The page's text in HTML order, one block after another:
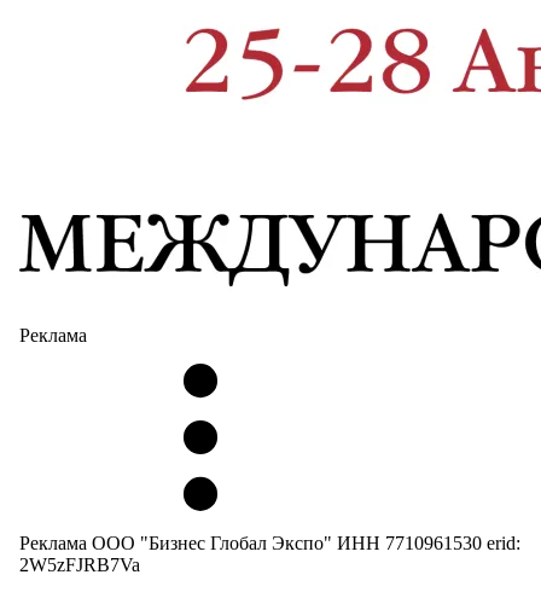
Реклама
Реклама ООО "Бизнес Глобал Экспо" ИНН 7710961530 erid:
2W5zFJRB7Va